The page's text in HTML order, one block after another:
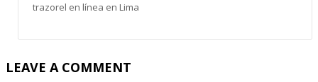
trazorel en línea en Lima
LEAVE A COMMENT